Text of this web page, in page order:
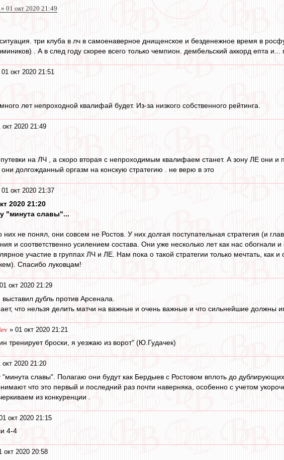
01 окт 2020 21:49
три клуба в лч в самоенаверное днищенское и безденежное время в
. А в след году скорее всего только чемпион. дембельский аккорд епта
01 окт 2020 21:51
лет непроходной квалифай будет. Из-за низкого собственного рейтинга.
окт 2020 21:49
на ЛЧ , а скоро вторая с непроходимым квалифаем станет. А зону ЛЕ они и
долгожданный оргазм на конскую стратегию . не верю в это
01 окт 2020 21:37
2020 21:20
"минута славы"...
них не понял, они совсем не Ростов. У них долгая поступательная стратегия (и
и соответственно усилением состава. Они уже несколько лет как нас обогнали
участие в группах ЛЧ и ЛЕ. Нам пока о такой стратегии только мечтать, как
Спасибо луковцам!
окт 2020 21:29
дубль против Арсенала.
что нельзя делить матчи на важные и очень важные и что сильнейшие должны
» 01 окт 2020 21:21
тренирует броски, я уезжаю из ворот" (Ю.Гудачек)
окт 2020 21:20
славы". Полагаю они будут как Бердыев с Ростовом вплоть до
что это первый и последний раз почти наверняка, особенно с учетом
из конкуренции .
окт 2020 21:15
4-4
окт 2020 20:58